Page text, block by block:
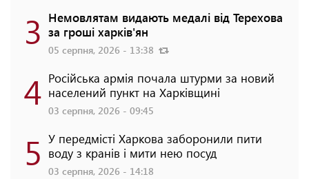
3 Немовлятам видають медалі від Терехова
за гроші харків'ян
05 серпня, 2026 - 13:38
4 Російська армія почала штурми за новий
населений пункт на Харківщині
03 серпня, 2026 - 09:45
5 У передмісті Харкова заборонили пити
воду з кранів і мити нею посуд
03 серпня, 2026 - 14:18